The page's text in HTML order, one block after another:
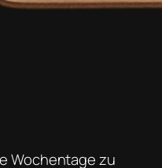
Wochentage zu